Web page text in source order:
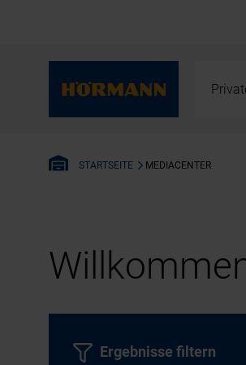
STARTSEITE MEDIACENTER
Ergebnisse filtern